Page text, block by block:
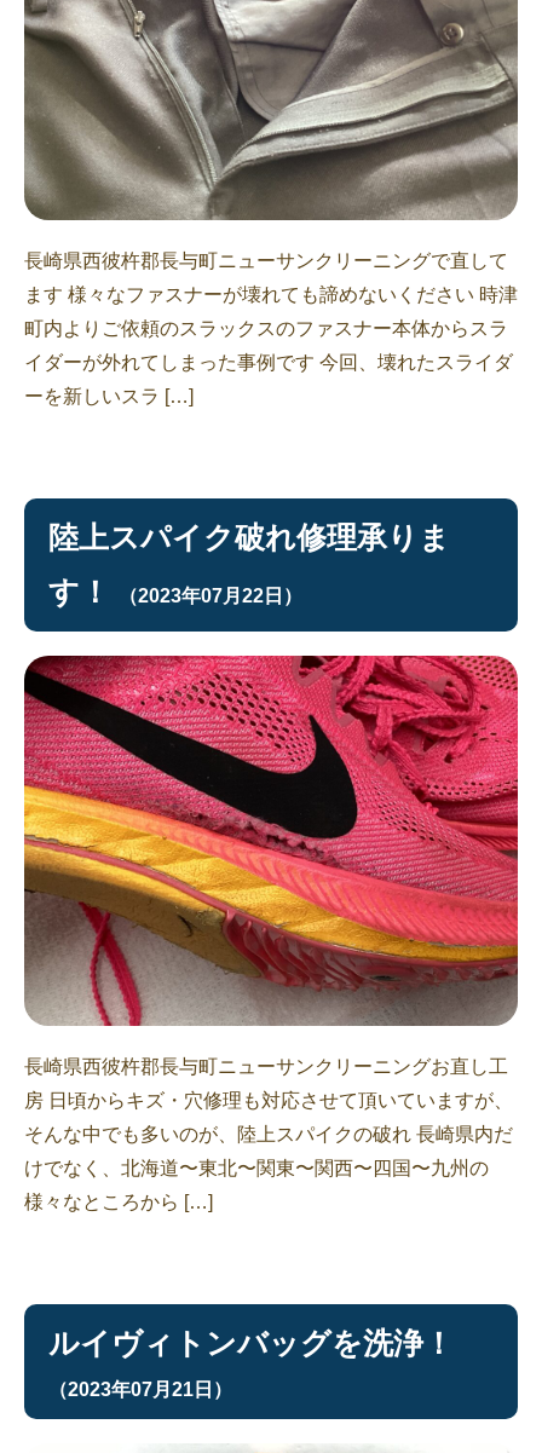
長崎県西彼杵郡長与町ニューサンクリーニングで直して
ます 様々なファスナーが壊れても諦めないください 時津
町内よりご依頼のスラックスのファスナー本体からスラ
イダーが外れてしまった事例です 今回、壊れたスライダ
ーを新しいスラ […]
陸上スパイク破れ修理承りま
す！
（2023年07月22日）
長崎県西彼杵郡長与町ニューサンクリーニングお直し工
房 日頃からキズ・穴修理も対応させて頂いていますが、
そんな中でも多いのが、陸上スパイクの破れ 長崎県内だ
けでなく、北海道〜東北〜関東〜関西〜四国〜九州の
様々なところから […]
ルイヴィトンバッグを洗浄！
（2023年07月21日）